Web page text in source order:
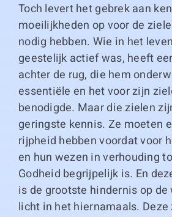
Toch levert het gebrek aan
moeilijkheden op voor de
nodig hebben. Wie in het
geestelijk actief was, heeft
achter de rug, die hem
essentiële en het voor zijn
benodigde. Maar die zielen
geringste kennis. Ze moeten
rijpheid hebben voordat voor
en hun wezen in verhouding
Godheid begrijpelijk is. En
is de grootste hindernis op de
licht in het hiernamaals.